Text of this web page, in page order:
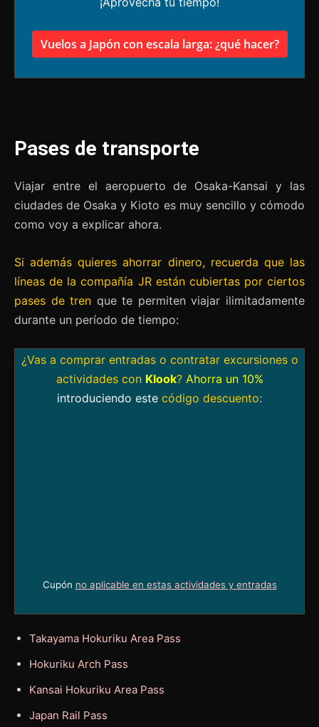
Vuelos a Japón con escala larga: ¿qué hacer?
Pases de transporte
Viajar entre el aeropuerto de Osaka-Kansai y las
ciudades de Osaka y Kioto es muy sencillo y cómodo
como voy a explicar ahora.
Si además quieres ahorrar dinero, recuerda que las
líneas de la compañía JR están cubiertas por ciertos
pases de tren que te permiten viajar ilimitadamente
durante un período de tiempo:
¿Vas a comprar entradas o contratar excursiones o
actividades con Klook? Ahorra un 10%
introduciendo este código descuento:
Cupón no aplicable en estas actividades y entradas
Takayama Hokuriku Area Pass
Hokuriku Arch Pass
Kansai Hokuriku Area Pass
Japan Rail Pass